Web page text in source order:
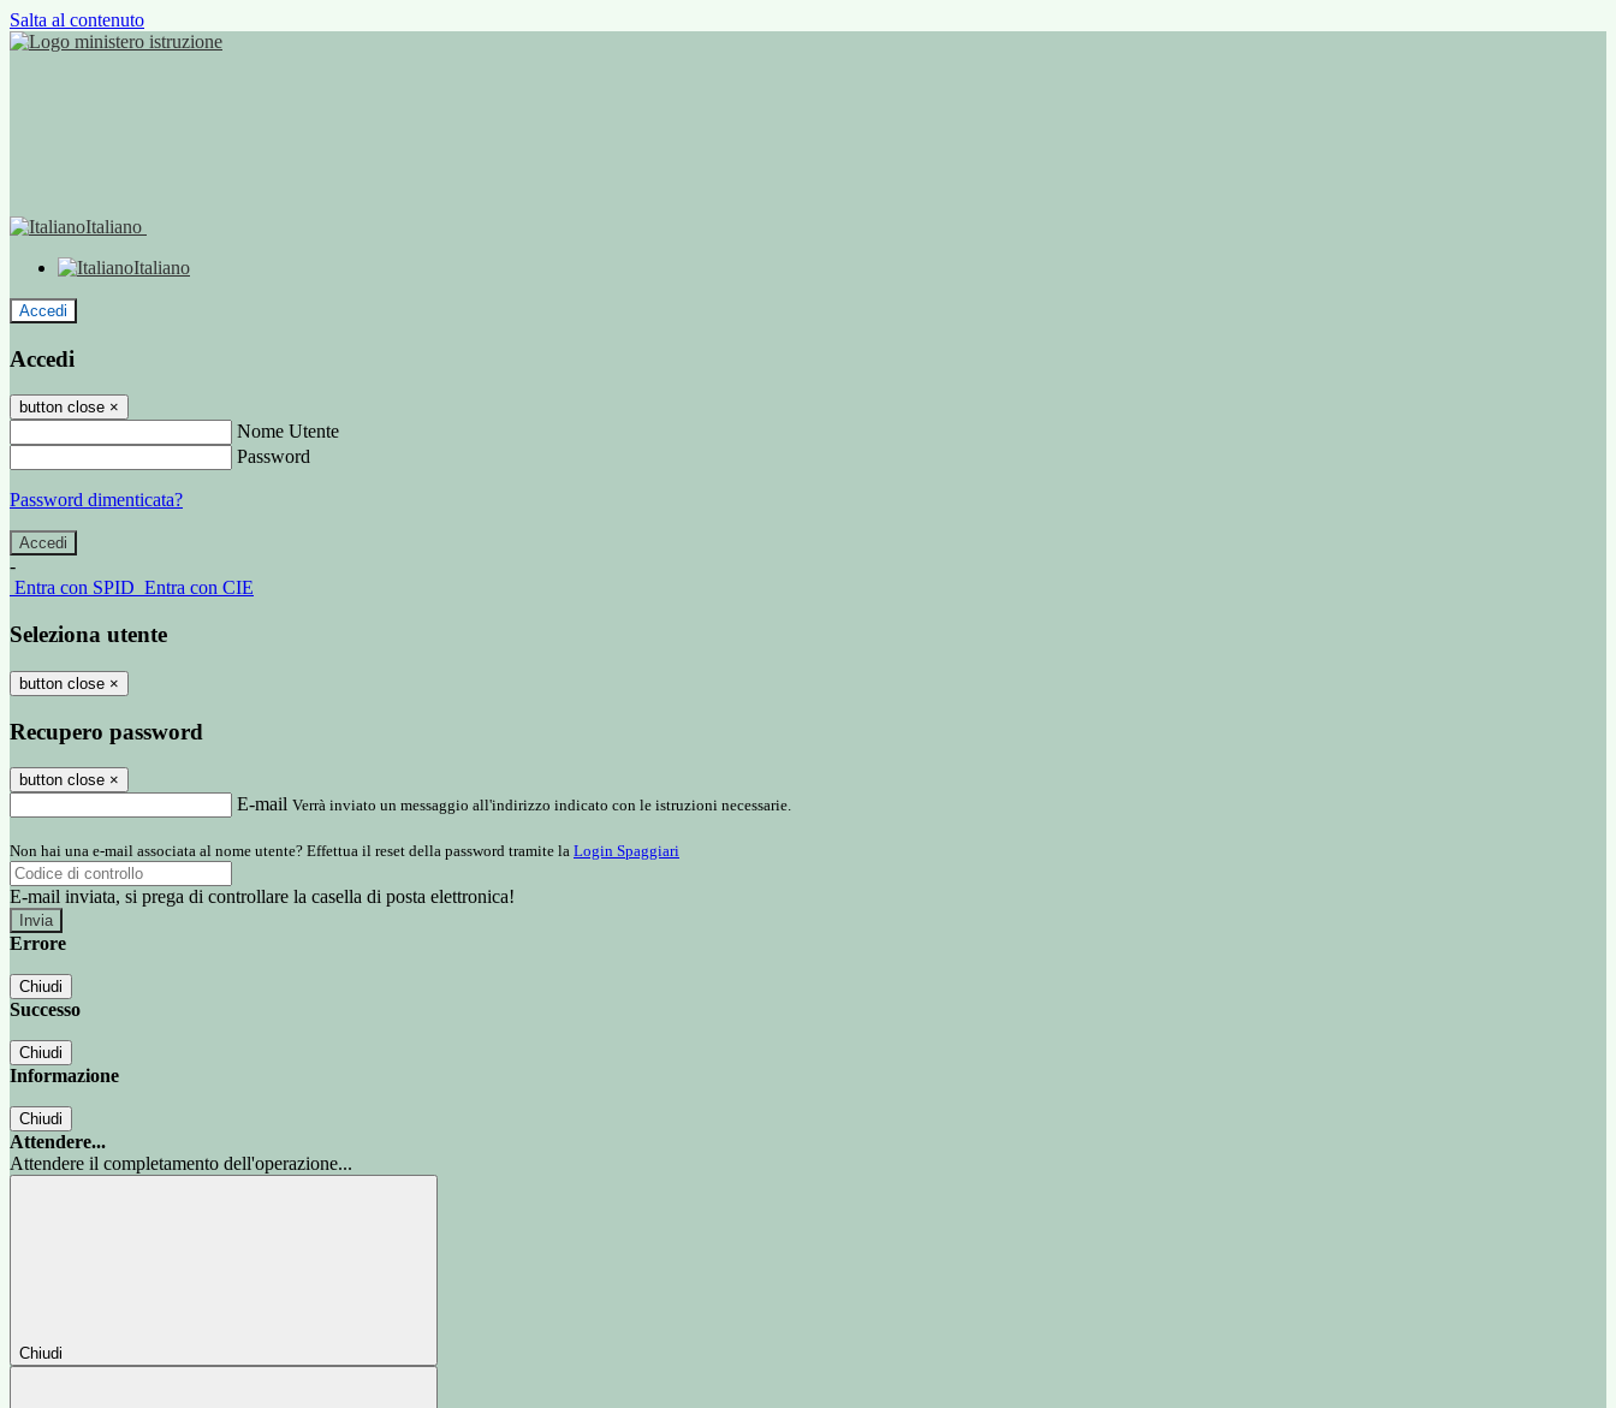
Salta al contenuto
Italiano
Italiano
Accedi
Accedi
button close ×
Nome Utente
Password
Password dimenticata?
-
Entra con SPID Entra con CIE
Seleziona utente
button close ×
Recupero password
button close ×
E-mail Verrà inviato un messaggio all'indirizzo indicato con le istruzioni necessarie.
Non hai una e-mail associata al nome utente? Effettua il reset della password tramite la Login Spaggiari
E-mail inviata, si prega di controllare la casella di posta elettronica!
Errore
Chiudi
Successo
Chiudi
Informazione
Chiudi
Attendere...
Attendere il completamento dell'operazione...
Chiudi